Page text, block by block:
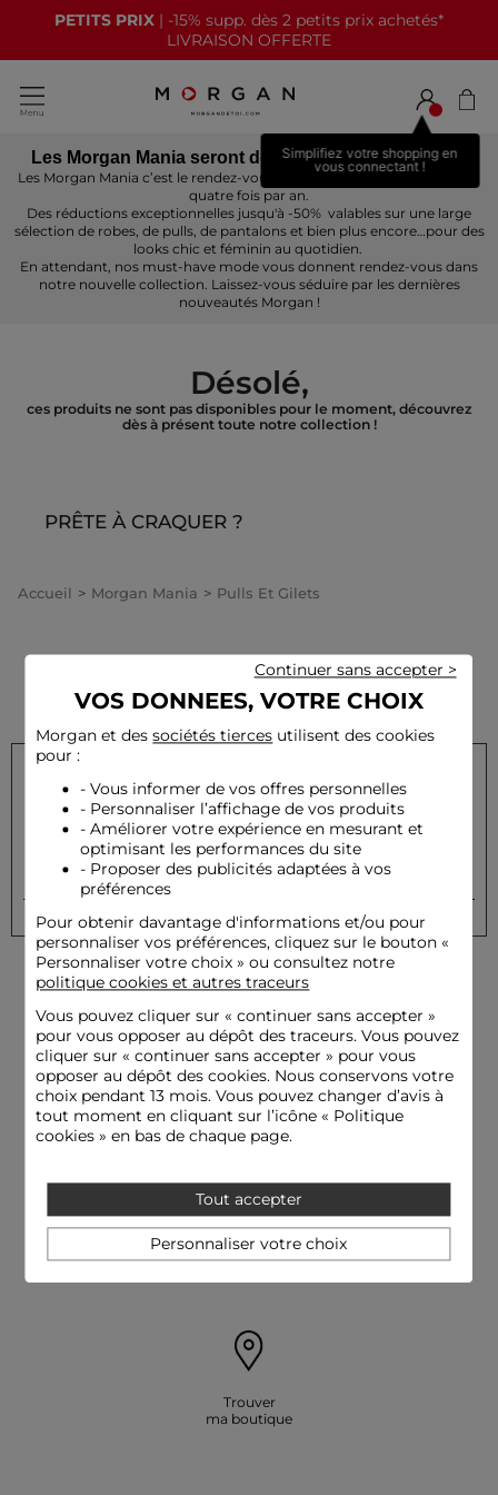
PETITS PRIX | -15% supp. dès 2 petits prix achetés*
LIVRAISON OFFERTE
Simplifiez votre shopping en
vous connectant !
Les Morgan Mania seront de retour prochainement !
Les Morgan Mania c’est le rendez-vous mode incontournable Morgan
quatre fois par an.
Des réductions exceptionnelles jusqu'à -50% valables sur une large
sélection de robes, de pulls, de pantalons et bien plus encore…pour des
looks chic et féminin au quotidien.
En attendant, nos must-have mode vous donnent rendez-vous dans
notre nouvelle collection. Laissez-vous séduire par les dernières
nouveautés Morgan !
Désolé,
ces produits ne sont pas disponibles pour le moment, découvrez
dès à présent toute notre collection !
PRÊTE À CRAQUER ?
Accueil Morgan Mania Pulls Et Gilets
Inscrivez-vous à notre newsletter et recevez nos offres
privilèges
Votre e-mail
Livraison offerte
dès 79€
Paiement
sécurisé
E-réserver: essayer
et payer en boutique
Besoin d'aide
09 69 32 00 31
Trouver
ma boutique
VOS DONNEES, VOTRE CHOIX
Morgan et dessociétés tierces utilisent des cookies
pour :
- Vous informer de vos offres personnelles
- Personnaliser l’affichage de vos produits
- Améliorer votre expérience en mesurant et
optimisant les performances du site
- Proposer des publicités adaptées à vos
préférences
Pour obtenir davantage d'informations et/ou pour
personnaliser vos préférences, cliquez sur le bouton «
Personnaliser votre choix » ou consultez notre
politique cookies et autres traceurs
Vous pouvez cliquer sur « continuer sans accepter»
pour vous opposer au dépôt des traceurs. Vous pouvez
cliquer sur « continuer sans accepter » pour vous
opposer au dépôt des cookies. Nous conservons votre
choix pendant 13 mois. Vous pouvez changer d’avis à
tout moment en cliquant sur l’icône « Politique
cookies » en bas de chaque page.
Tout accepter
Continuer sans accepter >
Personnaliser votre choix